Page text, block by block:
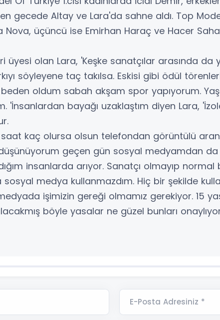
gecede Altay ve Lara'da sahne aldı. Top
Nova, üçüncü ise Emirhan Haraç ve Hacer
üyesi olan Lara, 'Keşke sanatçılar arasında da
söyleyene taç takılsa. Eskisi gibi ödül
oldum sabah akşam spor yapıyorum.
'İnsanlardan bayağı uzaklaştım diyen Lara,
kaç olursa olsun telefondan görüntülü
geçen gün sosyal medyamdan da
insanlarda arıyor. Sanatçı olmayıp normal
sosyal medya kullanmazdım. Hiç bir şekilde
işimizin gereği olmamız gerekiyor. 15
böyle yasalar ne güzel bunları
E-Posta Adresiniz *